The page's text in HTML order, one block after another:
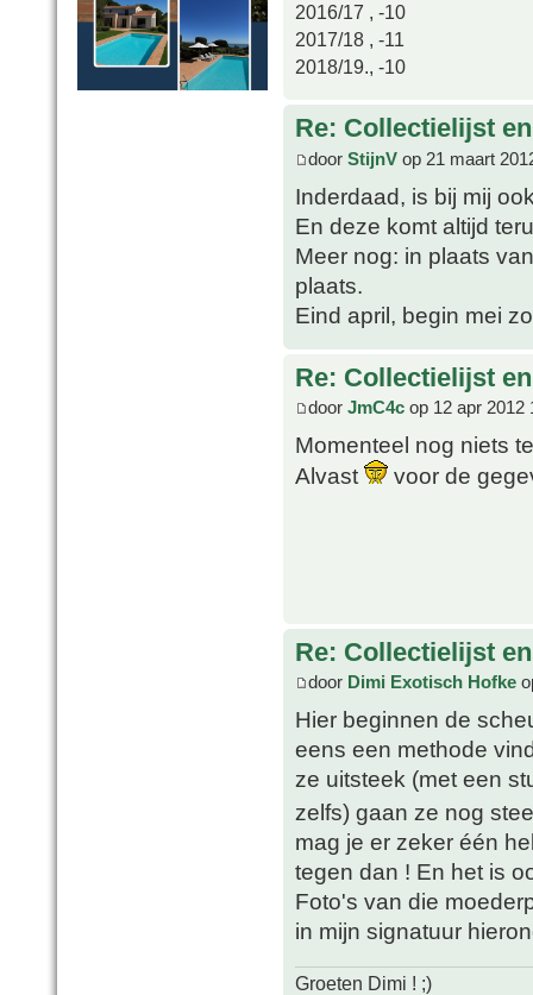
2016/17 , -10
2017/18 , -11
2018/19., -10
Re: Collectielijst
door StijnV op 21 maart
Inderdaad, is bij mij
En deze komt altijd
Meer nog: in plaats
plaats.
Eind april, begin mei
Re: Collectielijst
door JmC4c op 12 apr 2012
Momenteel nog niets
Alvast
voor de
Re: Collectielijst
door Dimi Exotisch Hofke
Hier beginnen de
eens een methode
ze uitsteek (met een
zelfs) gaan ze nog
mag je er zeker één
tegen dan ! En het is
Foto's van die
in mijn signatuur
Groeten Dimi ! ;)